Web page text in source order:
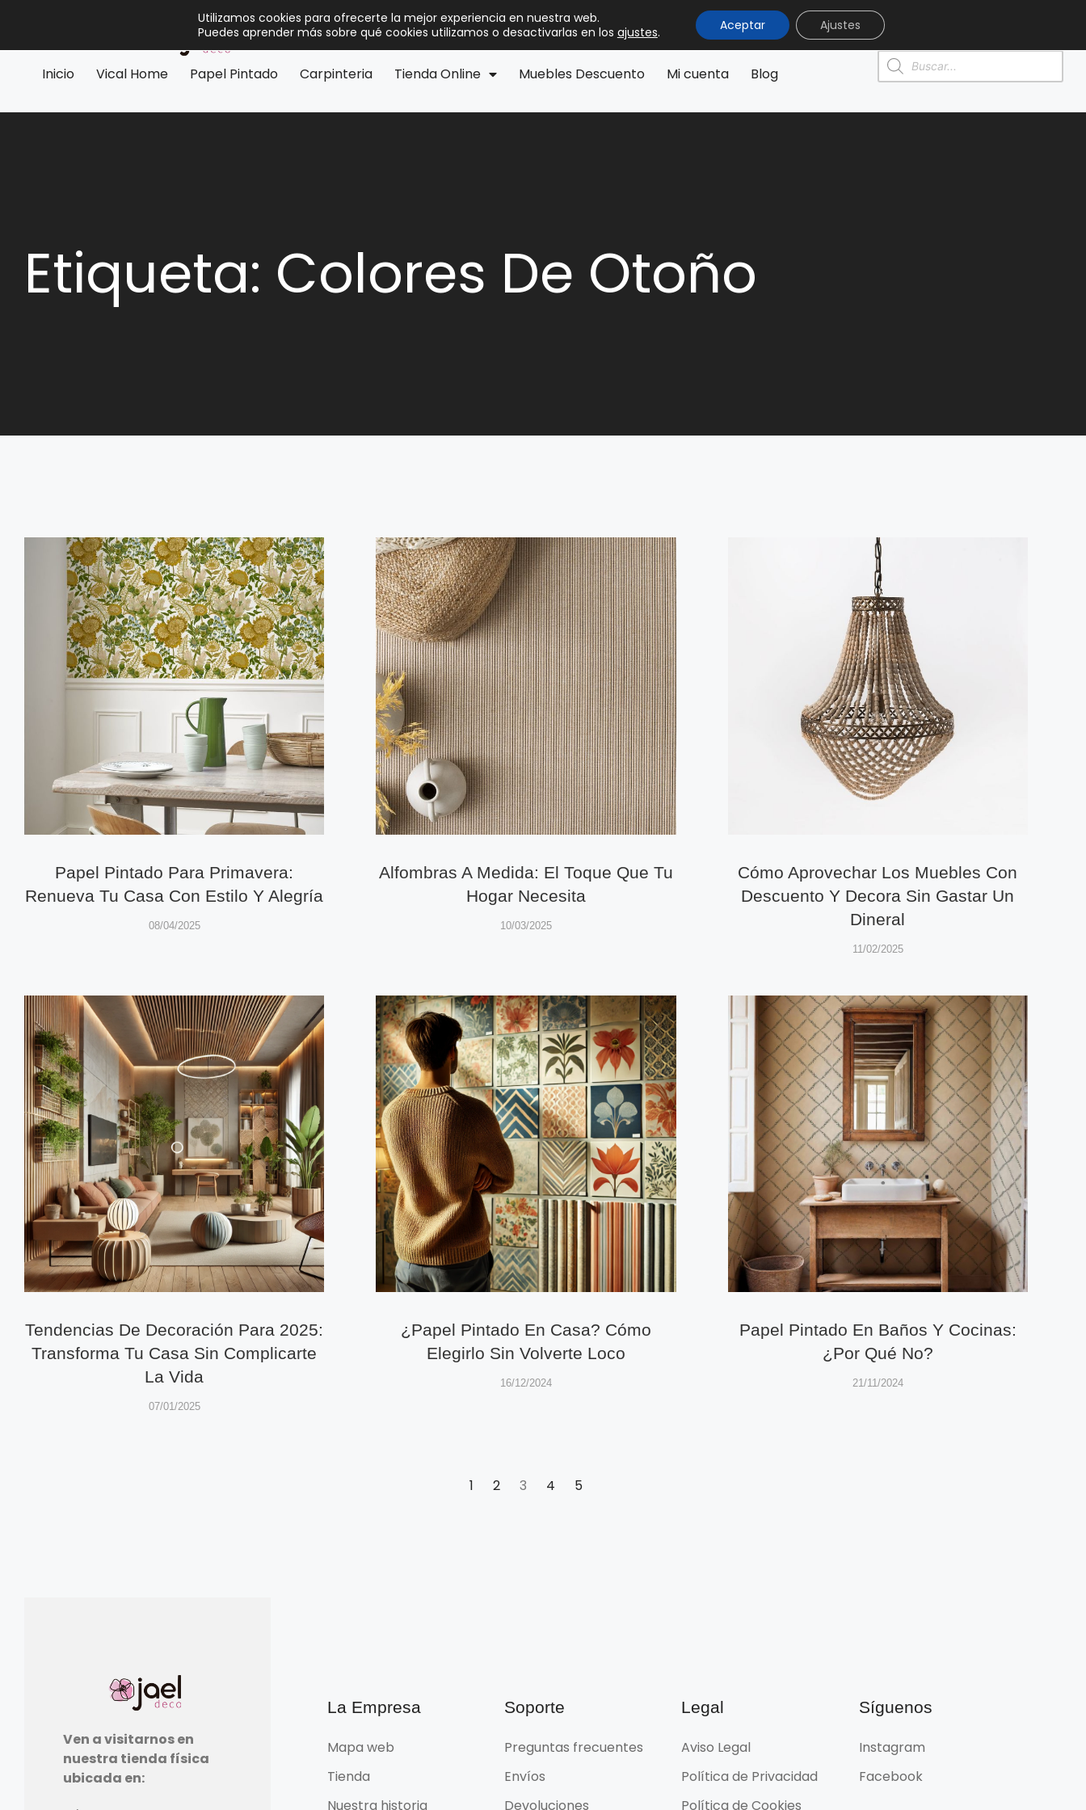
Inicio Vical Home Papel Pintado Carpinteria Tienda Online Muebles Descuento Mi cuenta Blog
Etiqueta: Colores De Otoño
Papel Pintado Para Primavera:
Renueva Tu Casa Con Estilo Y Alegría
08/04/2025
Alfombras A Medida: El Toque Que Tu
Hogar Necesita
10/03/2025
Cómo Aprovechar Los Muebles Con
Descuento Y Decora Sin Gastar Un
Dineral
11/02/2025
Tendencias De Decoración Para 2025:
Transforma Tu Casa Sin Complicarte
La Vida
07/01/2025
¿Papel Pintado En Casa? Cómo
Elegirlo Sin Volverte Loco
16/12/2024
Papel Pintado En Baños Y Cocinas:
¿por Qué No?
21/11/2024
1 2 3 4 5
Ven a visitarnos en
nuestra tienda física
ubicada en:
La Empresa
Mapa web
Tienda
Nuestra historia
Soporte
Preguntas frecuentes
Envíos
Devoluciones
Legal
Aviso Legal
Política de Privacidad
Política de Cookies
Síguenos
Instagram
Facebook
Utilizamos cookies para ofrecerte la mejor experiencia en nuestra web.
Puedes aprender más sobre qué cookies utilizamos o desactivarlas en los ajustes. Aceptar Ajustes